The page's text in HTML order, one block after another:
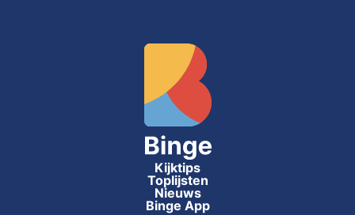
Kijktips
Toplijsten
Nieuws
Binge App